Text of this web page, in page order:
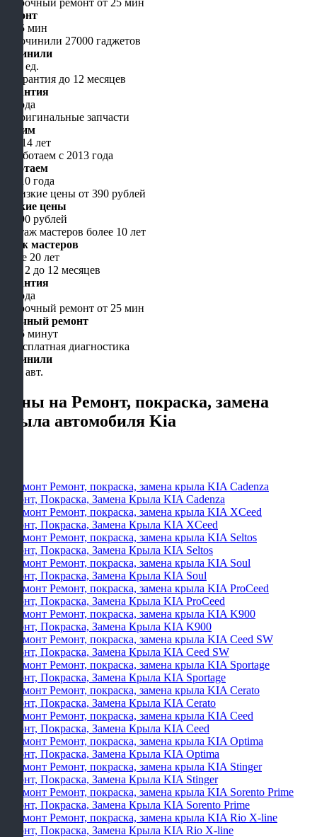
Ремонт
от 15 мин
Починили
5000 ед.
Гарантия
до года
Чиним
уже 14 лет
Работаем
с 2010 года
Низкие цены
от 490 рублей
Стаж мастеров
более 20 лет
Гарантия
до года
Срочный ремонт
от 15 минут
Починили
5000 авт.
Цены на Ремонт, покраска, замена
крыла автомобиля Kia
Ремонт, Покраска, Замена Крыла KIA Cadenza
Ремонт, Покраска, Замена Крыла KIA XCeed
Ремонт, Покраска, Замена Крыла KIA Seltos
Ремонт, Покраска, Замена Крыла KIA Soul
Ремонт, Покраска, Замена Крыла KIA ProCeed
Ремонт, Покраска, Замена Крыла KIA K900
Ремонт, Покраска, Замена Крыла KIA Ceed SW
Ремонт, Покраска, Замена Крыла KIA Sportage
Ремонт, Покраска, Замена Крыла KIA Cerato
Ремонт, Покраска, Замена Крыла KIA Ceed
Ремонт, Покраска, Замена Крыла KIA Optima
Ремонт, Покраска, Замена Крыла KIA Stinger
Ремонт, Покраска, Замена Крыла KIA Sorento Prime
Ремонт, Покраска, Замена Крыла KIA Rio X-line